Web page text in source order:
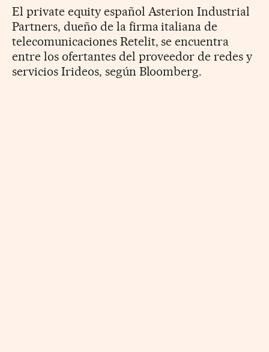
El private equity español Asterion Industrial
Partners, dueño de la firma italiana de
telecomunicaciones Retelit, se encuentra
entre los ofertantes del proveedor de redes y
servicios Irideos, según Bloomberg.